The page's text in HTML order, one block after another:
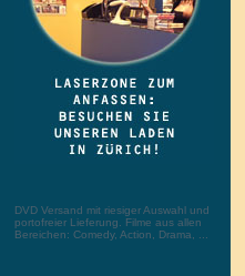
DVD Versand mit riesiger Auswahl und
portofreier Lieferung. Filme aus allen
Bereichen: Comedy, Action, Drama, ...